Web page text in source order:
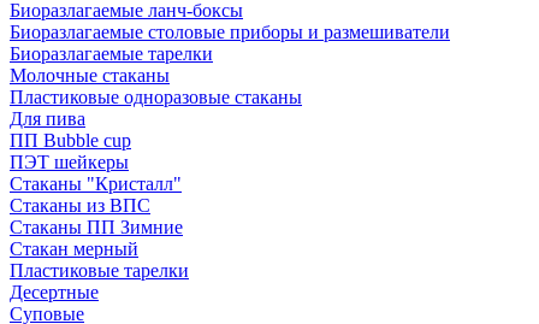
Биоразлагаемые ланч-боксы
Биоразлагаемые столовые приборы и размешиватели
Биоразлагаемые тарелки
Молочные стаканы
Пластиковые одноразовые стаканы
Для пива
ПП Bubble cup
ПЭТ шейкеры
Стаканы "Кристалл"
Стаканы из ВПС
Стаканы ПП Зимние
Стакан мерный
Пластиковые тарелки
Десертные
Суповые